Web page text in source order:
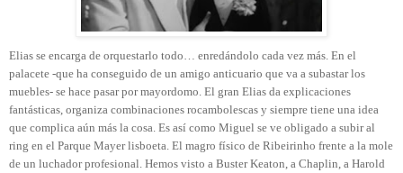
Elias se encarga de orquestarlo todo… enredándolo cada vez más. En el
palacete -que ha conseguido de un amigo anticuario que va a subastar los
muebles- se hace pasar por mayordomo. El gran Elias da explicaciones
fantásticas, organiza combinaciones rocambolescas y siempre tiene una idea
que complica aún más la cosa. Es así como Miguel se ve obligado a subir al
ring en el Parque Mayer lisboeta. El magro físico de Ribeirinho frente a la mole
de un luchador profesional. Hemos visto a Buster Keaton, a Chaplin, a Harold